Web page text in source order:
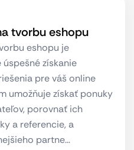
tvorbu eshopu
eshopu je
získanie
pre váš online
umožňuje získať ponuky
porovnať ich
a referencie, a
partne…